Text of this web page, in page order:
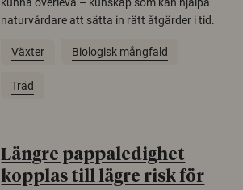
naturvårdare att sätta in rätt åtgärder i tid.
Växter Biologisk mångfald
Träd
Längre pappaledighet
kopplas till lägre risk för